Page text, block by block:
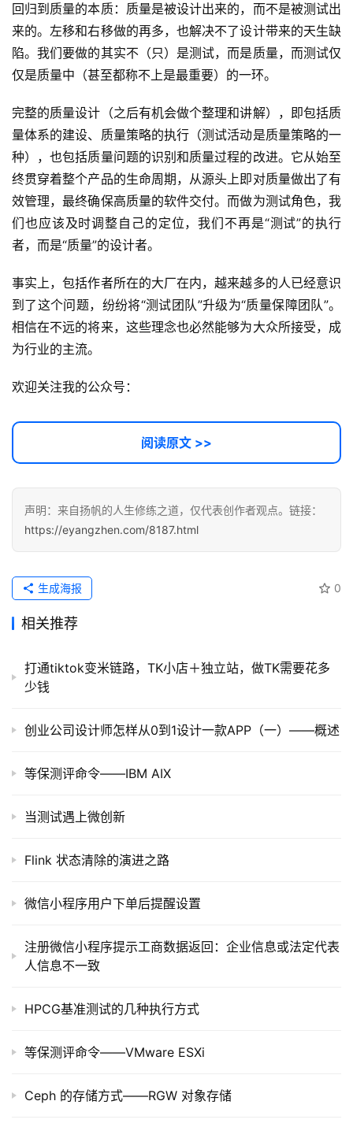
开
源
代
码
常
用
链
接
回归到质量的本质：质量是被设计出来的，而不是被测试出
来的。左移和右移做的再多，也解决不了设计带来的天生缺
陷。我们要做的其实不（只）是测试，而是质量，而测试仅
仅是质量中（甚至都称不上是最重要）的一环。
完整的质量设计（之后有机会做个整理和讲解），即包括质
量体系的建设、质量策略的执行（测试活动是质量策略的一
种），也包括质量问题的识别和质量过程的改进。它从始至
终贯穿着整个产品的生命周期，从源头上即对质量做出了有
效管理，最终确保高质量的软件交付。而做为测试角色，我
们也应该及时调整自己的定位，我们不再是“测试”的执行
者，而是“质量”的设计者。
事实上，包括作者所在的大厂在内，越来越多的人已经意识
到了这个问题，纷纷将“测试团队”升级为“质量保障团队”。
相信在不远的将来，这些理念也必然能够为大众所接受，成
为行业的主流。
欢迎关注我的公众号：
阅读原文 >>
声明：来自扬帆的人生修练之道，仅代表创作者观点。链接：
https://eyangzhen.com/8187.html
0
生成海报
相关推荐
打通tiktok变米链路，TK小店＋独立站，做TK需要花多
少钱
创业公司设计师怎样从0到1设计一款APP（一）——概述
等保测评命令——IBM AIX
当测试遇上微创新
Flink 状态清除的演进之路
微信小程序用户下单后提醒设置
注册微信小程序提示工商数据返回：企业信息或法定代表
人信息不一致
HPCG基准测试的几种执行方式
等保测评命令——VMware ESXi
Ceph 的存储方式——RGW 对象存储